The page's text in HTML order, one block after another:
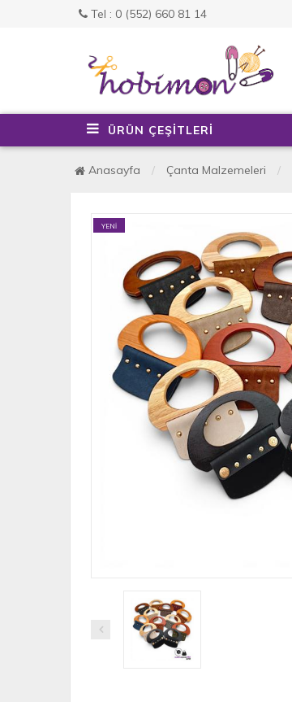
Tel : 0 (552) 660 81 14
ÜRÜN ÇEŞİTLERİ
Anasayfa Çanta Malzemeleri
YENİ